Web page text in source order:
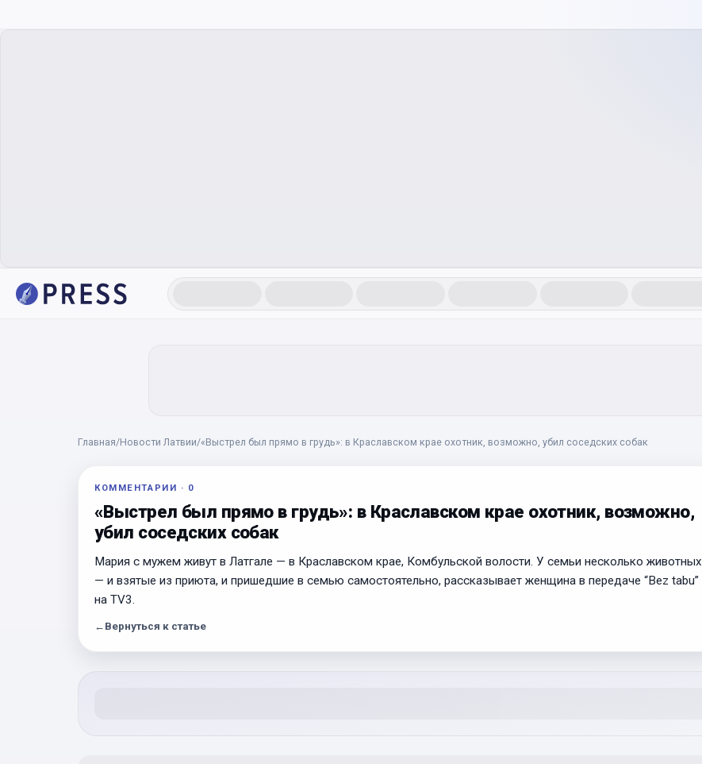
Главная/Новости Латвии/«Выстрел был прямо в грудь»: в Краславском крае охотник, возможно, убил соседских собак
КОММЕНТАРИИ · 0
«Выстрел был прямо в грудь»: в Краславском крае охотник, возможно,
убил соседских собак
Мария с мужем живут в Латгале — в Краславском крае, Комбульской волости. У семьи несколько животных
— и взятые из приюта, и пришедшие в семью самостоятельно, рассказывает женщина в передаче “Bez tabu”
на TV3.
← Вернуться к статье